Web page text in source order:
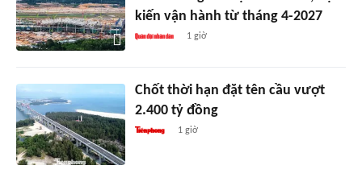
kiến vận hành từ tháng 4-2027
1 giờ
Chốt thời hạn đặt tên cầu vượt
2.400 tỷ đồng
1 giờ